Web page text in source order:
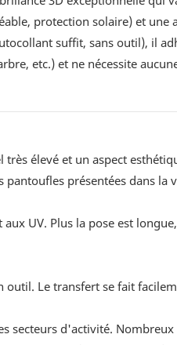
protection solaire) et une
suffit, sans outil), il
etc.) et ne nécessite
élevé et un aspect
présentées dans la
UV. Plus la pose est
outil. Le transfert se fait
secteurs d'activité.